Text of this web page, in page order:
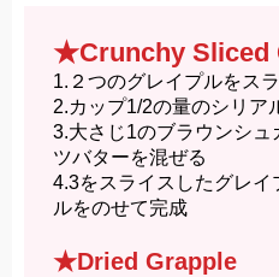
★Crunchy Sliced
1.２つのグレイプルをス
2.カップ1/2の量のシリア
3.大さじ1のブラウンシ
ツバターを混ぜる
4.3をスライスしたグレ
ルをのせて完成
★Dried Grapple